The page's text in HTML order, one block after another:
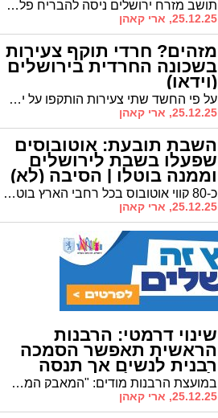
תושב מזרח ירושלים ניסה להבריח פלסטיני בתוך תא המטען • בדיקת הנהג חשפה את שיא התעוזה
25.12.25, ארי קאהן
מזהים? חרדי תוקף צעירות
בשכונה החרדית בירושלים
(וידאו)
על פי החשד שתי צעירות הותקפו על ידי המטריד בשבועות האחרונים • חרף התיעוד והעדויות – שוחרר למעצר בית וטרם הוגש כתב אישום
25.12.25, ארי קאהן
השבת תובעת: אוטובוסים
שפעלו בשבת לירושלים
וממנה בוטלו | הסיבה (לא)
מפתיעה כ-80 קווי אוטובוס בכל רחבי הארץ בוטלו בשל "היעדר ביקוש" • גם מוניות השירות קרסו מאותה סיבה: השבת ניצחה • בפנים: כל הפרטים
25.12.25, ארי קאהן
שינוי דרמטי: הרבנות
הראשית תאפשר הסמכה
רבנית לנשים אך תנסה
להקשות עליהן במועצת הרבנות מודים: "המאבק המשפטי בבג"ץ נכשל" • הרב הראשי הקים ועדה מיוחדת שתנסה להציב בפני הנשים חסמים הלכתיים ומינהליים • בקרוב: "הָרַבָּה הָרָאשִׁית"?
25.12.25, ארי קאהן